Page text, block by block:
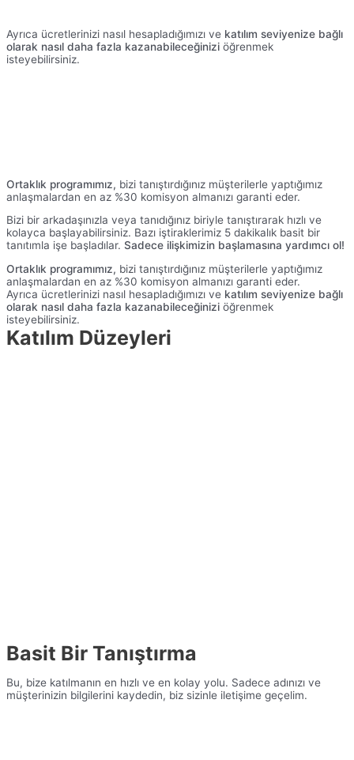
Ayrıca ücretlerinizi nasıl hesapladığımızı ve katılım seviyenize bağlı
olarak nasıl daha fazla kazanabileceğinizi öğrenmek
isteyebilirsiniz.
Ortaklık programımız, bizi tanıştırdığınız müşterilerle yaptığımız
anlaşmalardan en az %30 komisyon almanızı garanti eder.
Bizi bir arkadaşınızla veya tanıdığınız biriyle tanıştırarak hızlı ve
kolayca başlayabilirsiniz. Bazı iştiraklerimiz 5 dakikalık basit bir
tanıtımla işe başladılar. Sadece ilişkimizin başlamasına yardımcı ol!
Ortaklık programımız, bizi tanıştırdığınız müşterilerle yaptığımız
anlaşmalardan en az %30 komisyon almanızı garanti eder.
Ayrıca ücretlerinizi nasıl hesapladığımızı ve katılım seviyenize bağlı
olarak nasıl daha fazla kazanabileceğinizi öğrenmek
isteyebilirsiniz.
Katılım Düzeyleri
Basit Bir Tanıştırma
Bu, bize katılmanın en hızlı ve en kolay yolu. Sadece adınızı ve
müşterinizin bilgilerini kaydedin, biz sizinle iletişime geçelim.